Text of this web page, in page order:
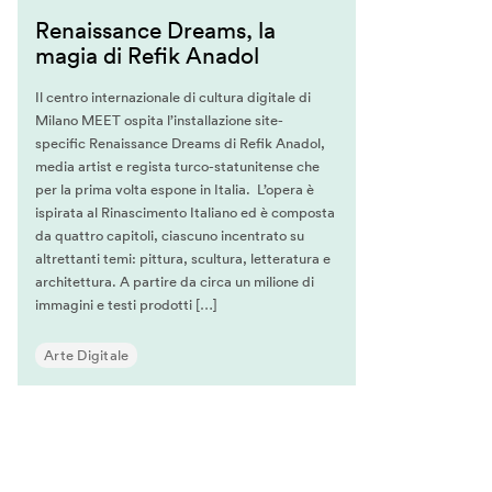
Renaissance Dreams, la
magia di Refik Anadol
Il centro internazionale di cultura digitale di
Milano MEET ospita l’installazione site-
specific Renaissance Dreams di Refik Anadol,
media artist e regista turco-statunitense che
per la prima volta espone in Italia. L’opera è
ispirata al Rinascimento Italiano ed è composta
da quattro capitoli, ciascuno incentrato su
altrettanti temi: pittura, scultura, letteratura e
architettura. A partire da circa un milione di
immagini e testi prodotti […]
Arte Digitale